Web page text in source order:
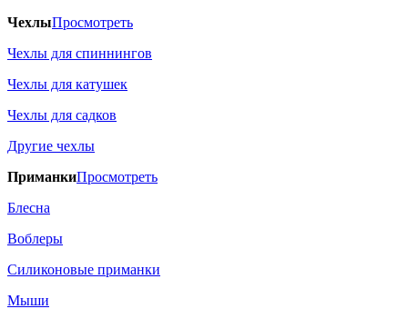
ЧехлыПросмотреть
Чехлы для спиннингов
Чехлы для катушек
Чехлы для садков
Другие чехлы
ПриманкиПросмотреть
Блесна
Воблеры
Силиконовые приманки
Мыши